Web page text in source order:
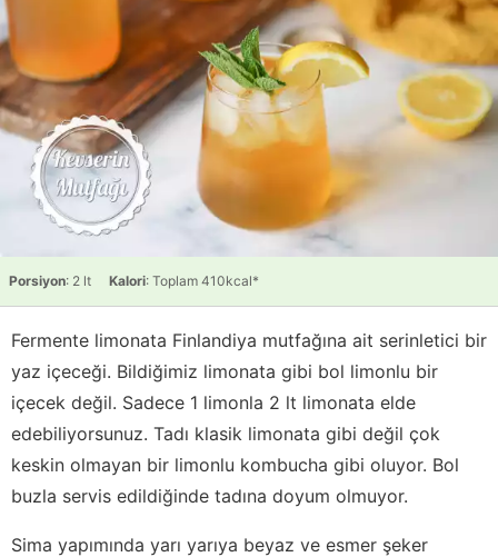
Porsiyon: 2 lt Kalori: Toplam 410kcal*
Fermente limonata Finlandiya mutfağına ait serinletici bir
yaz içeceği. Bildiğimiz limonata gibi bol limonlu bir
içecek değil. Sadece 1 limonla 2 lt limonata elde
edebiliyorsunuz. Tadı klasik limonata gibi değil çok
keskin olmayan bir limonlu kombucha gibi oluyor. Bol
buzla servis edildiğinde tadına doyum olmuyor.
Sima yapımında yarı yarıya beyaz ve esmer şeker